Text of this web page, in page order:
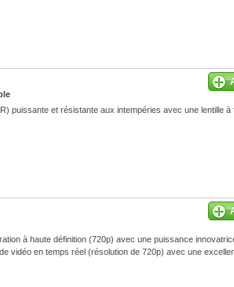
puissante et résistante aux intempéries avec une lentille à
à haute définition (720p) avec une puissance
vidéo en temps réel (résolution de 720p) avec une